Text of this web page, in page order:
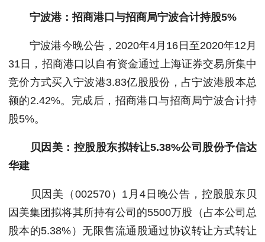
宁波港：招商港口与招商局宁波合计持股5%
宁波港今晚公告，2020年4月16日至2020年12月
31日，招商港口以自有资金通过上海证券交易所集中
竞价方式买入宁波港3.83亿股股份，占宁波港股本总
额的2.42%。完成后，招商港口与招商局宁波合计持
股5%。
贝因美：控股股东拟转让5.38%公司股份予信达
华建
贝因美（002570）1月4日晚公告，控股股东贝
因美集团拟将其所持有公司的5500万股（占本公司总
股本的5.38%）无限售流通股通过协议转让方式转让